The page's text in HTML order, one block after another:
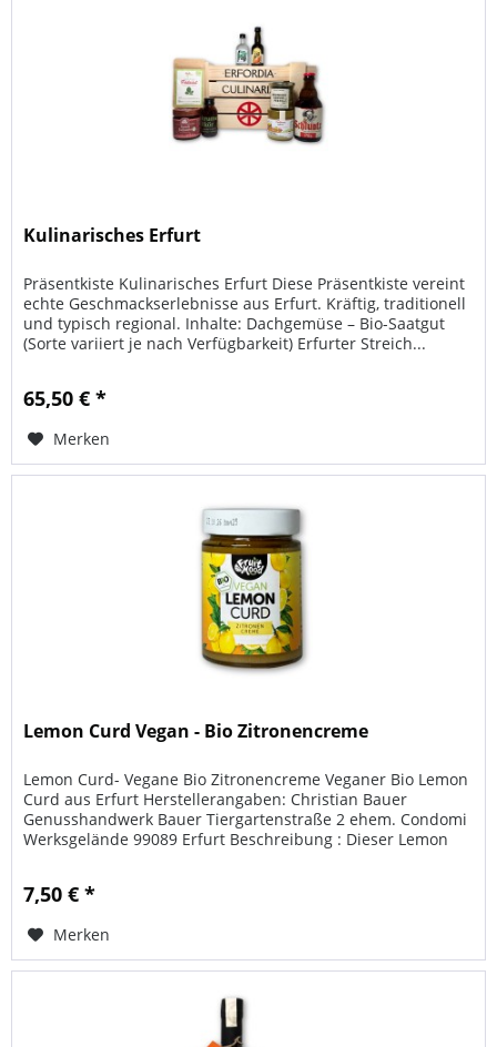
Kulinarisches Erfurt
Präsentkiste Kulinarisches Erfurt Diese Präsentkiste vereint
echte Geschmackserlebnisse aus Erfurt. Kräftig, traditionell
und typisch regional. Inhalte: Dachgemüse – Bio-Saatgut
(Sorte variiert je nach Verfügbarkeit) Erfurter Streich...
65,50 € *
Merken
Lemon Curd Vegan - Bio Zitronencreme
Lemon Curd- Vegane Bio Zitronencreme Veganer Bio Lemon
Curd aus Erfurt Herstellerangaben: Christian Bauer
Genusshandwerk Bauer Tiergartenstraße 2 ehem. Condomi
Werksgelände 99089 Erfurt Beschreibung : Dieser Lemon
7,50 € *
Merken